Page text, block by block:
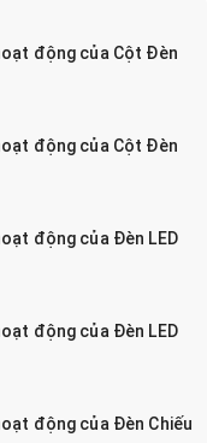
động của Cột Đèn
động của Cột Đèn
động của Đèn LED
động của Đèn LED
động của Đèn Chiếu